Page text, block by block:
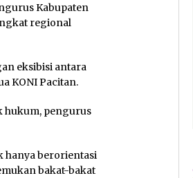
Kabupaten
regional
eksibisi antara
KONI Pacitan.
hukum, pengurus
hanya berorientasi
bakat-bakat